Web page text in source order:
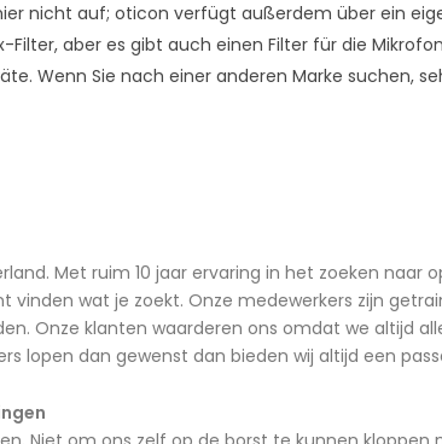
nicht auf; oticon verfügt außerdem über ein
Filter, aber es gibt auch einen Filter für die
Wenn Sie nach einer anderen Marke suchen,
Met ruim 10 jaar ervaring in het zoeken naar
wat je zoekt. Onze medewerkers zijn
Onze klanten waarderen ons omdat we altijd
lopen dan gewenst dan bieden wij altijd een